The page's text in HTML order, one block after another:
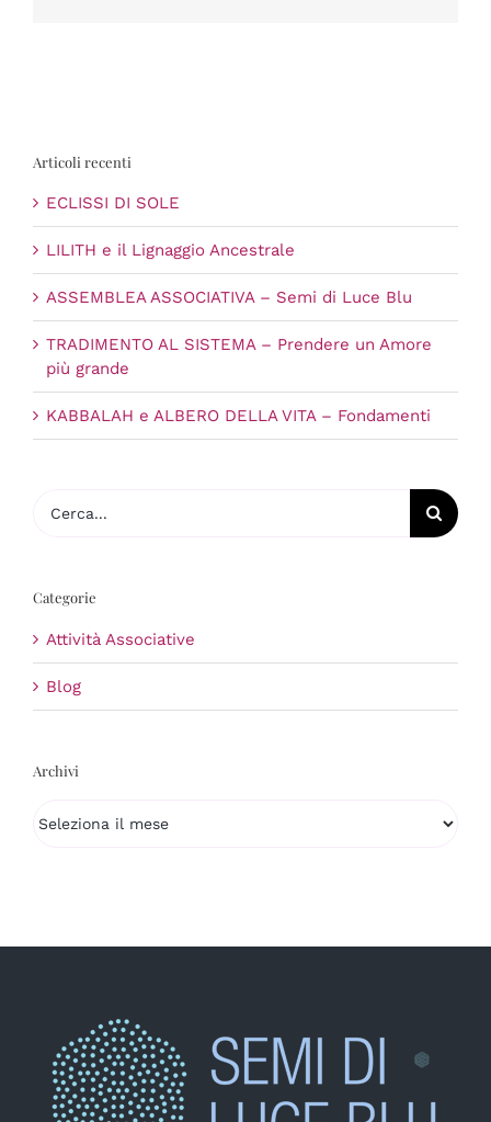
Articoli recenti
ECLISSI DI SOLE
LILITH e il Lignaggio Ancestrale
ASSEMBLEA ASSOCIATIVA – Semi di Luce Blu
TRADIMENTO AL SISTEMA – Prendere un Amore
più grande
KABBALAH e ALBERO DELLA VITA – Fondamenti
per:
Categorie
Attività Associative
Blog
Archivi